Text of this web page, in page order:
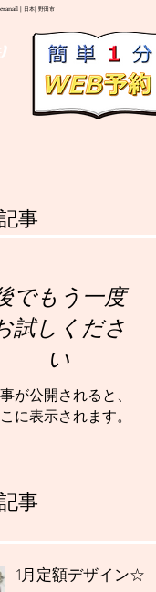
| 日本| 野田市
事
でもう一度
試しくださ
い
が公開されると、
に表示されます。
事
1月定額デザイン☆